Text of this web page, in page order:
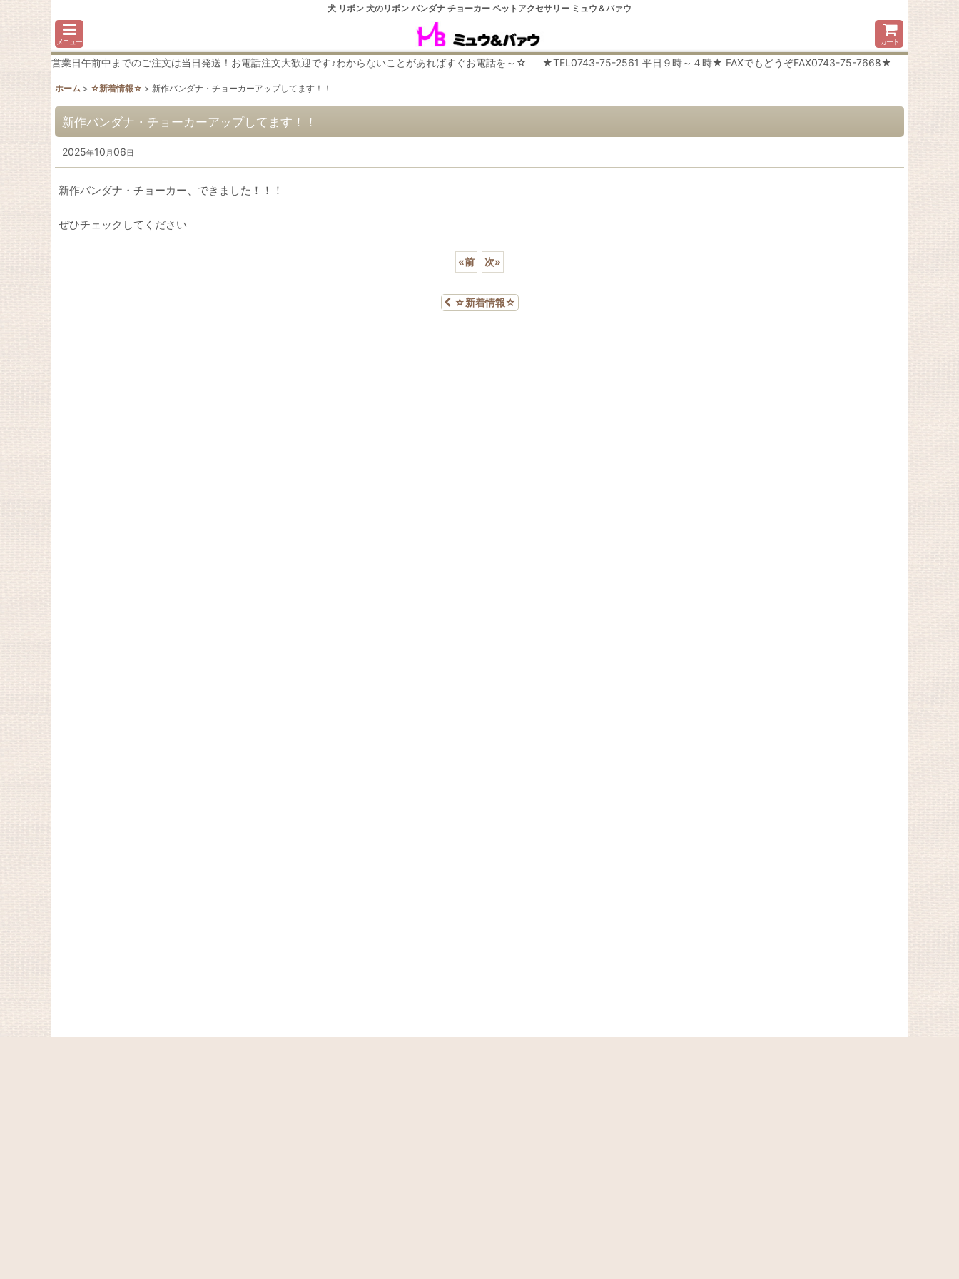
犬 リボン 犬のリボン バンダナ チョーカー ペットアクセサリー ミュウ＆バァウ
メニュー カート
営業日午前中までのご注文は当日発送！お電話注文大歓迎です♪わからないことがあればすぐお電話を～☆ ★TEL0743-75-2561 平日９時～４時★ FAXでもどうぞFAX0743-75-7668★
ホーム > ☆新着情報☆ > 新作バンダナ・チョーカーアップしてます！！
新作バンダナ・チョーカーアップしてます！！
2025年10 月 06日
新作バンダナ・チョーカー、できました！！！
ぜひチェックしてください
«前 次»
☆新着情報☆